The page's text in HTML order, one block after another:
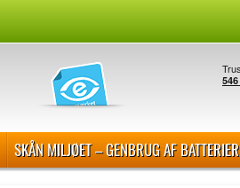
SKÅN MILJØET – GENBRUG AF BATTERIER